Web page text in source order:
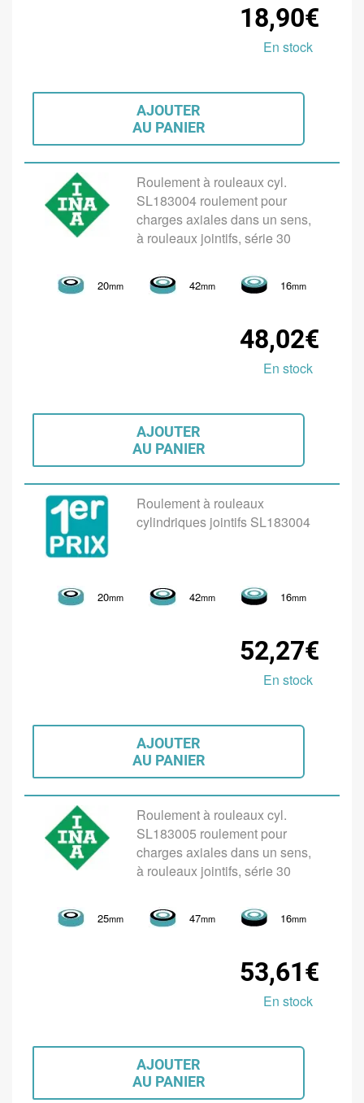
18,90€
En stock
AJOUTER
AU PANIER
Roulement à rouleaux cyl.
SL183004 roulement pour
charges axiales dans un sens,
à rouleaux jointifs, série 30
20mm 42mm 16mm
48,02€
En stock
AJOUTER
AU PANIER
Roulement à rouleaux
cylindriques jointifs SL183004
20mm 42mm 16mm
52,27€
En stock
AJOUTER
AU PANIER
Roulement à rouleaux cyl.
SL183005 roulement pour
charges axiales dans un sens,
à rouleaux jointifs, série 30
25mm 47mm 16mm
53,61€
En stock
AJOUTER
AU PANIER